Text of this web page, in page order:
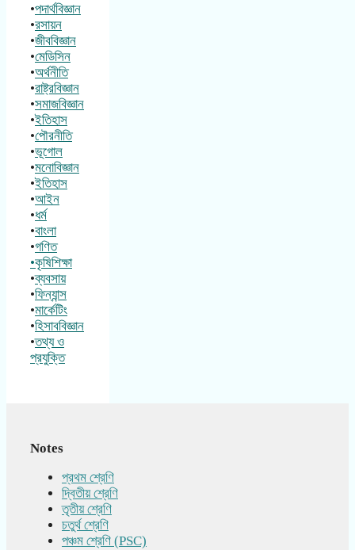
•পদার্থবিজ্ঞান
•রসায়ন
•জীববিজ্ঞান
•মেডিসিন
•অর্থনীতি
•রাষ্ট্রবিজ্ঞান
•সমাজবিজ্ঞান
•ইতিহাস
•পৌরনীতি
•ভূগোল
•মনোবিজ্ঞান
•ইতিহাস
•আইন
•ধর্ম
•বাংলা
•গণিত
•কৃষিশিক্ষা
•ব্যবসায়
•ফিন্যান্স
•মার্কেটিং
•হিসাববিজ্ঞান
•তথ্য ও
প্রযুক্তি
Notes
প্রথম শ্রেণি
দ্বিতীয় শ্রেণি
তৃতীয় শ্রেণি
চতুর্থ শ্রেণি
পঞ্চম শ্রেণি (PSC)